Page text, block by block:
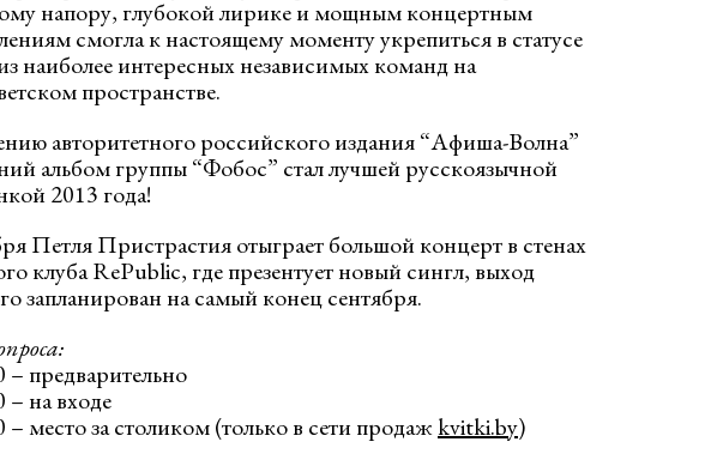
напору, глубокой лирике и мощным концертным
смогла к настоящему моменту укрепиться в статусе
наиболее интересных независимых команд на
пространстве.
авторитетного российского издания “Афиша-Волна”
альбом группы “Фобос” стал лучшей русскоязычной
2013 года!
Петля Пристрастия отыграет большой концерт в стенах
клуба RePublic, где презентует новый сингл, выход
запланирован на самый конец сентября.
– предварительно
– на входе
– место за столиком (только в сети продажkvitki.by)